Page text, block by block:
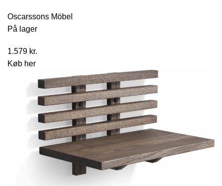
Oscarssons Möbel
På lager
1.579 kr.
Køb her